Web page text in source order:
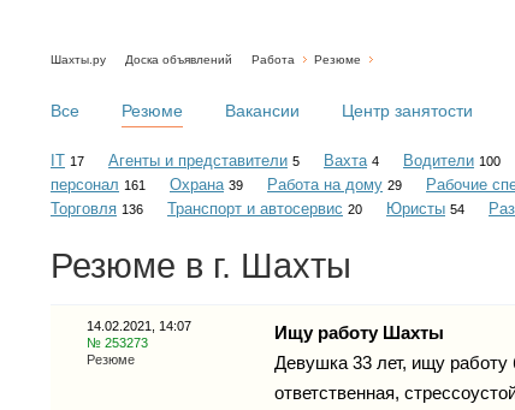
Шахты.ру Доска объявлений Работа Резюме
Все Резюме Вакансии Центр занятости
IT 17 Агенты и представители 5 Вахта 4 Водители 100
персонал 161 Охрана 39 Работа на дому 29 Рабочие
Торговля 136 Транспорт и автосервис 20 Юристы 54
Резюме в г. Шахты
14.02.2021, 14:07
№ 253273
Резюме
Ищу работу Шахты
Девушка 33 лет, ищу
ответственная,